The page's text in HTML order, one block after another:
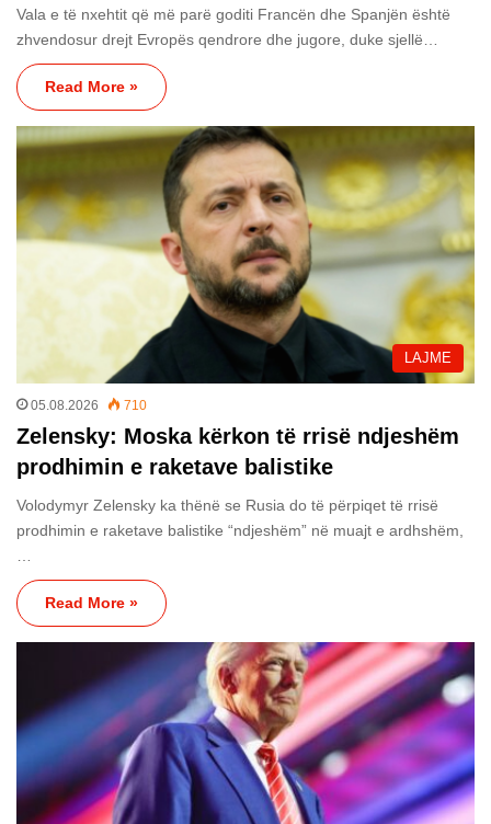
Vala e të nxehtit që më parë goditi Francën dhe Spanjën është
zhvendosur drejt Evropës qendrore dhe jugore, duke sjellë…
Read More »
LAJME
05.08.2026 710
Zelensky: Moska kërkon të rrisë ndjeshëm
prodhimin e raketave balistike
Volodymyr Zelensky ka thënë se Rusia do të përpiqet të rrisë
prodhimin e raketave balistike “ndjeshëm” në muajt e ardhshëm,
Read More »